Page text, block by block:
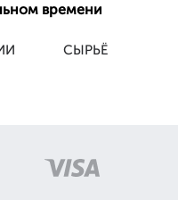
времени
СЫРЬЁ